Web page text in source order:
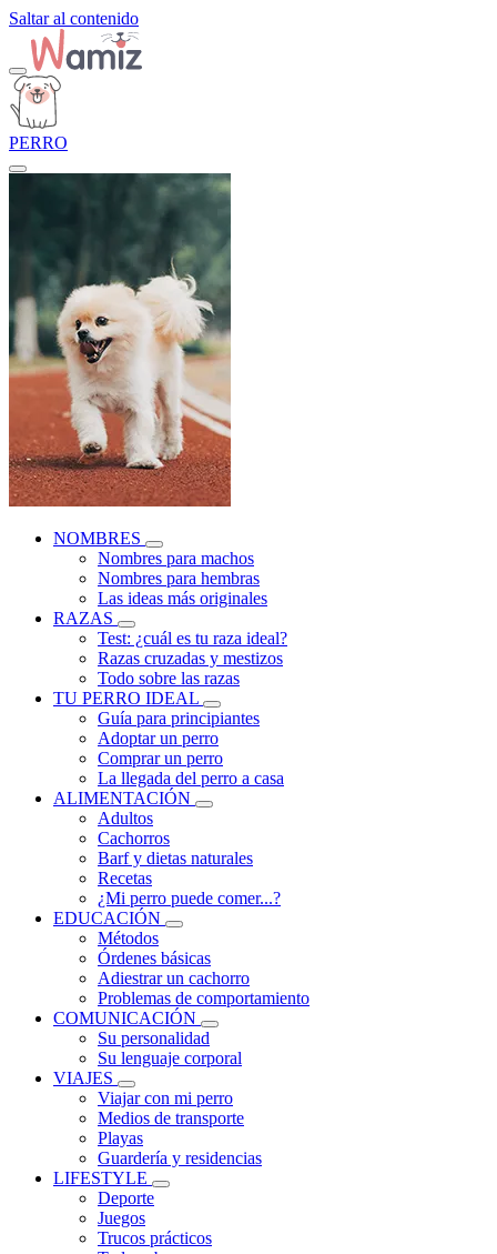
Saltar al contenido
PERRO
NOMBRES
Nombres para machos
Nombres para hembras
Las ideas más originales
RAZAS
Test: ¿cuál es tu raza ideal?
Razas cruzadas y mestizos
Todo sobre las razas
TU PERRO IDEAL
Guía para principiantes
Adoptar un perro
Comprar un perro
La llegada del perro a casa
ALIMENTACIÓN
Adultos
Cachorros
Barf y dietas naturales
Recetas
¿Mi perro puede comer...?
EDUCACIÓN
Métodos
Órdenes básicas
Adiestrar un cachorro
Problemas de comportamiento
COMUNICACIÓN
Su personalidad
Su lenguaje corporal
VIAJES
Viajar con mi perro
Medios de transporte
Playas
Guardería y residencias
LIFESTYLE
Deporte
Juegos
Trucos prácticos